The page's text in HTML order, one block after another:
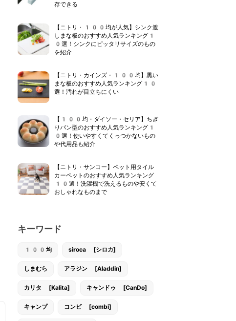
存できる
【ニトリ・100均が人気】シンク渡
しまな板のおすすめ人気ランキング1
0選！シンクにピッタリサイズのもの
を紹介
【ニトリ・カインズ・100均】黒い
まな板のおすすめ人気ランキング10
選！汚れが目立ちにくい
【100均・ダイソー・セリア】ちぎ
りパン型のおすすめ人気ランキング1
0選！使いやすくてくっつかないもの
や代用品も紹介
【ニトリ・サンコー】ペット用タイル
カーペットのおすすめ人気ランキング
10選！洗濯機で洗えるものや安くて
おしゃれなものまで
キーワード
100均 siroca [シロカ]
しまむら アラジン [Aladdin]
カリタ [Kalita] キャンドゥ [CanDo]
キャンプ コンビ [combi]